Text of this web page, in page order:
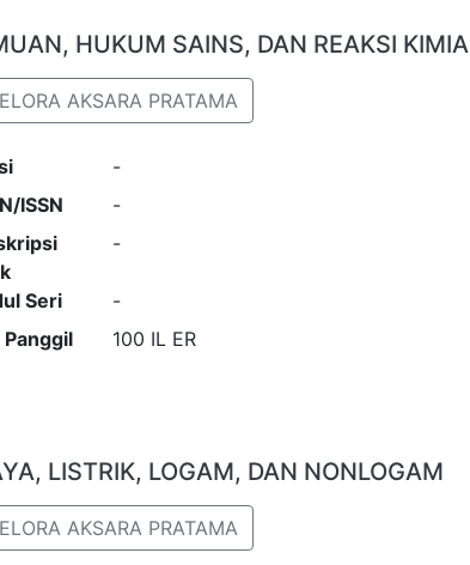
HUKUM SAINS, DAN REAKSI KIMIA
AKSARA PRATAMA
-
ISSN
-
-
Seri
-
Panggil
100 IL ER
LISTRIK, LOGAM, DAN NONLOGAM
AKSARA PRATAMA